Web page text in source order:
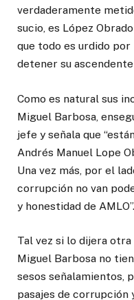
verdaderamente
sucio, es López
que todo es urdido
detener su
Como es natural sus
Miguel Barbosa,
jefe y señala que
Andrés Manuel Lope
Una vez más, por el
corrupción no van
y honestidad de AMLO”.
Tal vez si lo dijera
Miguel Barbosa no
sesos señalamientos,
pasajes de corrupción